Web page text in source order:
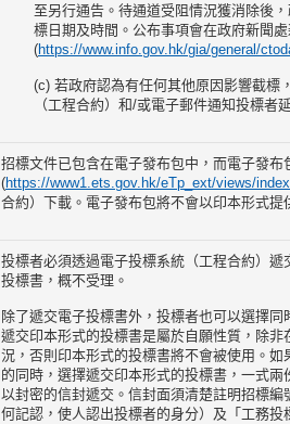
至另行通告。待通道受阻情況獲消除後
標日期及時間。公布事項會在政府新聞
(https://www.info.gov.hk/gia/general/
(c) 若政府認為有任何其他原因影響截標
（工程合約）和/或電子郵件通知投標者
招標文件已包含在電子發布包中，而電子發布
(https://www1.ets.gov.hk/eTp_ext/views/
合約）下載。電子發布包將不會以印本形式提
投標者必須透過電子投標系統（工程合約）遞
投標書，概不受理。
除了遞交電子投標書外，投標者也可以選擇
遞交印本形式的投標書是屬於自願性質，除非
況，否則印本形式的投標書將不會被使用。如
的同時，選擇遞交印本形式的投標書，一式
以封密的信封遞交。信封面須清楚註明招標編
何記認，使人認出投標者的身分）及「工務投